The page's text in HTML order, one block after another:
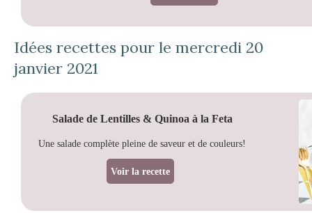
Idées recettes pour le mercredi 20
janvier 2021
Salade de Lentilles & Quinoa à la Feta
Une salade complète pleine de saveur et de couleurs!
Voir la recette